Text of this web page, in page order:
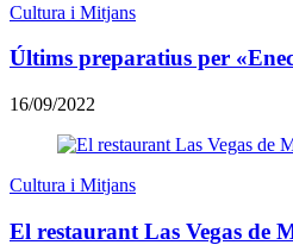
Cultura i Mitjans
Últims preparatius per
16/09/2022
Cultura i Mitjans
El restaurant Las Vegas de